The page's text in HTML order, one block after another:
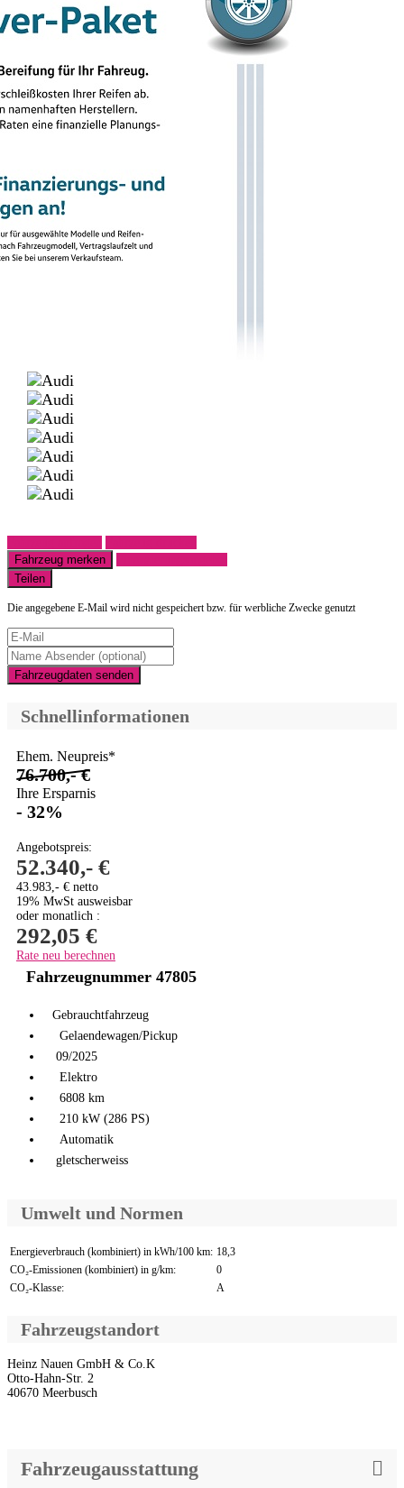
Fahrzeug merken
Teilen
Die angegebene E-Mail wird nicht gespeichert bzw. für werbliche Zwecke genutzt
Fahrzeugdaten senden
Schnellinformationen
Ehem. Neupreis*
76.700,- €
Ihre Ersparnis
- 32%
Angebotspreis:
52.340,- €
43.983,- € netto
19% MwSt ausweisbar
oder monatlich :
292,05 €
Rate neu berechnen
Fahrzeugnummer 47805
Gebrauchtfahrzeug
Gelaendewagen/Pickup
09/2025
Elektro
6808 km
210 kW (286 PS)
Automatik
gletscherweiss
Umwelt und Normen
Energieverbrauch (kombiniert) in kWh/100 km: 18,3
CO₂-Emissionen (kombiniert) in g/km:
0
CO₂-Klasse:
A
Fahrzeugstandort
Heinz Nauen GmbH & Co.K
Otto-Hahn-Str. 2
40670 Meerbusch
Fahrzeugausstattung